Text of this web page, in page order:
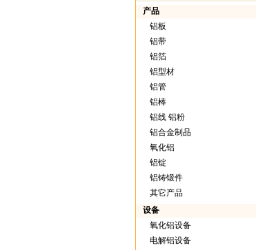
产品
铝板
铝带
铝箔
铝型材
铝管
铝棒
铝线 铝粉
铝合金制品
氧化铝
铝锭
铝铸锻件
其它产品
设备
氧化铝设备
电解铝设备